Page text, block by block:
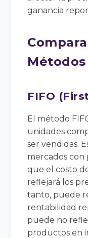
ganancia
FIFO
El método
unidades
ser vendidas.
mercados con
que el costo
reflejará los
tanto, puede
rentabilidad
puede no
productos en